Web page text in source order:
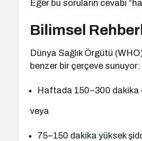
Eğer bu soruların cevabı
Bilimsel
Dünya Sağlık Örgütü
benzer bir çerçeve sunuyor:
Haftada 150–300
veya
75–150 dakika yüksek